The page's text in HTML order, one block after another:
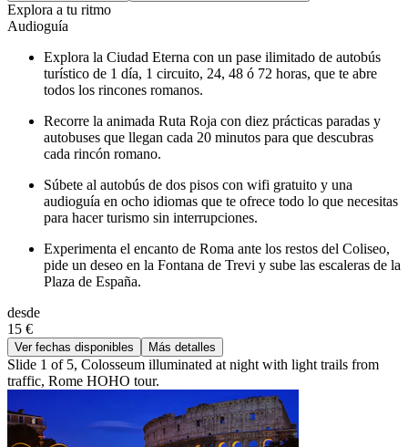
Explora a tu ritmo
Audioguía
Explora la Ciudad Eterna con un pase ilimitado de autobús
turístico de 1 día, 1 circuito, 24, 48 ó 72 horas, que te abre
todos los rincones romanos.
Recorre la animada Ruta Roja con diez prácticas paradas y
autobuses que llegan cada 20 minutos para que descubras
cada rincón romano.
Súbete al autobús de dos pisos con wifi gratuito y una
audioguía en ocho idiomas que te ofrece todo lo que necesitas
para hacer turismo sin interrupciones.
Experimenta el encanto de Roma ante los restos del Coliseo,
pide un deseo en la Fontana de Trevi y sube las escaleras de la
Plaza de España.
desde
15 €
Ver fechas disponibles Más detalles
Slide 1 of 5, Colosseum illuminated at night with light trails from
traffic, Rome HOHO tour.